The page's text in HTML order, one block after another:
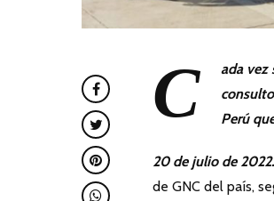
C
ada vez
Perú
20 de julio de 2022.
de GNC del país,